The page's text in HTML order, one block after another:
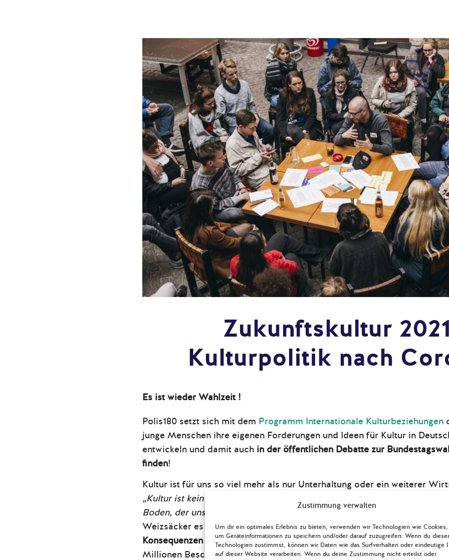
Zustimmung verwalten
Um dir ein optimales Erlebnis zu bieten, verwenden wir Technologien wie Cookies,
um Geräteinformationen zu speichern und/oder darauf zuzugreifen. Wenn du
Technologien zustimmst, können wir Daten wie das Surfverhalten oder eindeutige
auf dieser Website verarbeiten. Wenn du deine Zustimmung nicht erteilst oder
Zukunftskultur
Kulturpolitik nach
Es ist wieder Wahlzeit !
Polis180 setzt sich mit dem Programm Internationale Kulturbeziehungen
junge Menschen ihre eigenen Forderungen und Ideen für Kultur in
entwickeln und damit auchin der öffentlichen Debatte zur
finden!
Kultur ist für uns so viel mehr als nur Unterhaltung oder ein weiterer
„Kultur ist kein Luxus, den wir uns leisten oder auch streichen können,
Boden, der unsere eigentliche innere Überlebensfähigkeit sichert,“
Weizsäcker es einmal auf den Punkt brachte.Kaum ein Sektor hat mehr
Konsequenzen der Pandemie gelitten, als die Kultur- und Kreativbranche
Millionen Beschäftigten.